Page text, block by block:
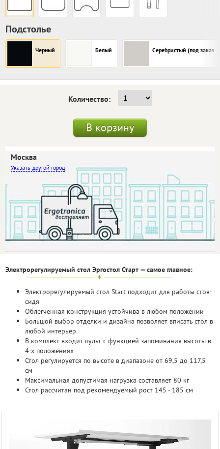
Подстолье
Черный Белый Серебристый (под заказ)
Количество:
В корзину
Москва
другой город
Бесплатно
Самовывоз
Бесплатно
Доставка
Электрорегулируемый стол Эргостол Старт — самое главное:
Электрорегулируемый стол Start подходит для работы стоя-
сидя
Облегченная конструкция устойчива в любом положении
Большой выбор отделки и дизайна позволяет вписать стол в
любой интерьер
В комплект входит пульт с функцией запоминания высоты в
4-х положениях
Стол регулируется по высоте в диапазоне от 69,5 до 117,5
см
Максимальная допустимая нагрузка составляет 80 кг
Стол рассчитан под рекомендуемый рост 145 - 185 см